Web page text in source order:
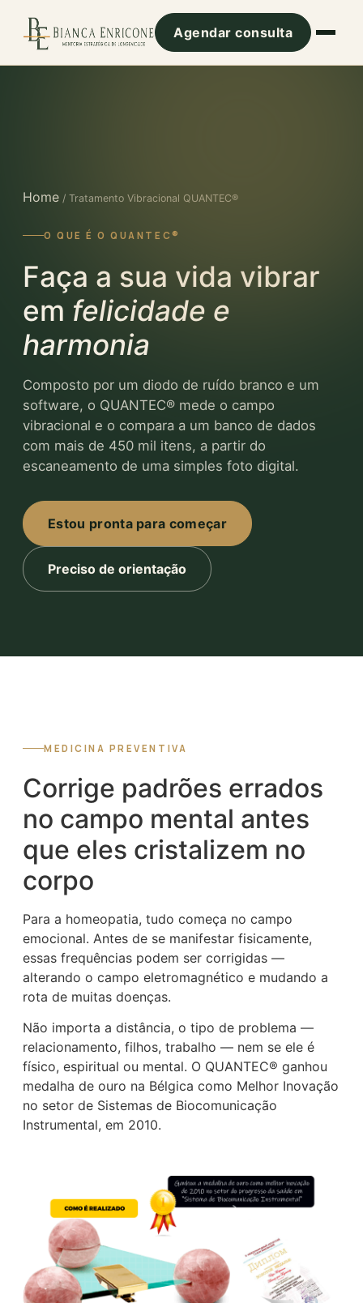
Agendar consulta
Home / Tratamento Vibracional QUANTEC®
O QUE É O QUANTEC®
Faça a sua vida vibrar
em felicidade e
harmonia
Composto por um diodo de ruído branco e um
software, o QUANTEC® mede o campo
vibracional e o compara a um banco de dados
com mais de 450 mil itens, a partir do
escaneamento de uma simples foto digital.
Estou pronta para começar
Preciso de orientação
MEDICINA PREVENTIVA
Corrige padrões errados
no campo mental antes
que eles cristalizem no
corpo
Para a homeopatia, tudo começa no campo
emocional. Antes de se manifestar fisicamente,
essas frequências podem ser corrigidas —
alterando o campo eletromagnético e mudando a
rota de muitas doenças.
Não importa a distância, o tipo de problema —
relacionamento, filhos, trabalho — nem se ele é
físico, espiritual ou mental. O QUANTEC® ganhou
medalha de ouro na Bélgica como Melhor Inovação
no setor de Sistemas de Biocomunicação
Instrumental, em 2010.